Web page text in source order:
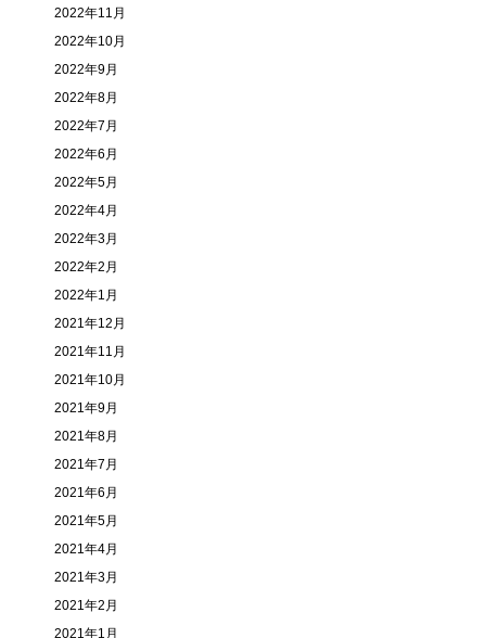
2022年11月
2022年10月
2022年9月
2022年8月
2022年7月
2022年6月
2022年5月
2022年4月
2022年3月
2022年2月
2022年1月
2021年12月
2021年11月
2021年10月
2021年9月
2021年8月
2021年7月
2021年6月
2021年5月
2021年4月
2021年3月
2021年2月
2021年1月